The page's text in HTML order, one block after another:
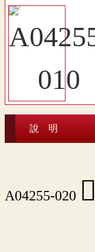
說 明
A04255-020 󶍊